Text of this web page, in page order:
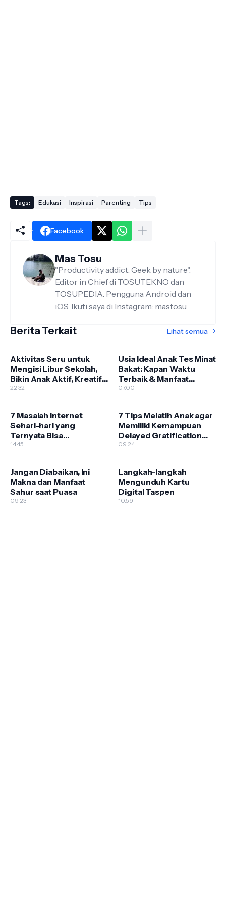
Tags: Edukasi Inspirasi Parenting Tips
Facebook
Mas Tosu
"Productivity addict. Geek by nature".
Editor in Chief di TOSUTEKNO dan
TOSUPEDIA. Pengguna Android dan
iOS. Ikuti saya di Instagram: mastosu
Berita Terkait Lihat semua
Aktivitas Seru untuk
Mengisi Libur Sekolah,
Bikin Anak Aktif, Kreatif,
dan Jauh dari Gadget
22.32
Usia Ideal Anak Tes Minat
Bakat: Kapan Waktu
Terbaik & Manfaat
Lengkap untuk Masa
07.00
7 Masalah Internet
Sehari-hari yang
Ternyata Bisa
Diselesaikan Pakai Proxy
14.45
7 Tips Melatih Anak agar
Memiliki Kemampuan
Delayed Gratification
Sejak Usia Dini (Panduan
09.24
Jangan Diabaikan, Ini
Makna dan Manfaat
Sahur saat Puasa
09.23
Langkah-langkah
Mengunduh Kartu
Digital Taspen
10.59